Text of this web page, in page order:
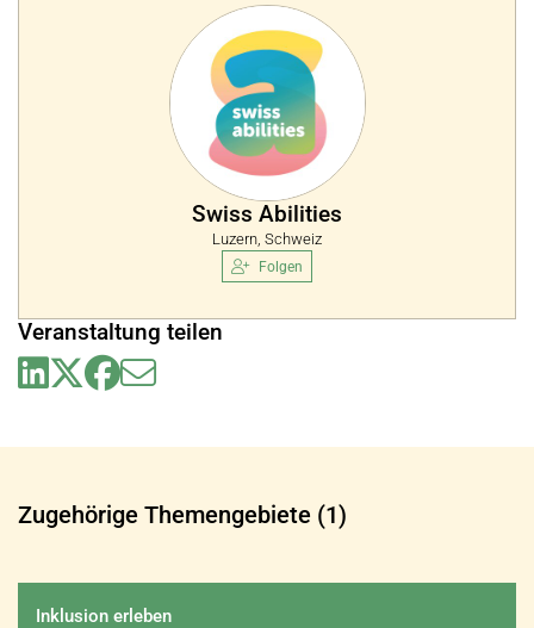
Swiss Abilities
Luzern, Schweiz
Folgen
Veranstaltung teilen
Zugehörige Themengebiete (1)
Inklusion erleben